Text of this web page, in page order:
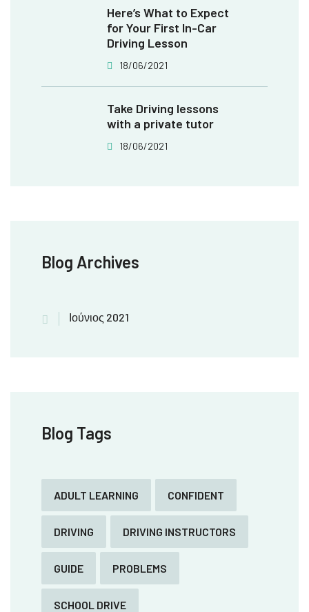
Here’s What to Expect
for Your First In-Car
Driving Lesson
18/06/2021
Take Driving lessons
with a private tutor
18/06/2021
Blog Archives
Ιούνιος 2021
Blog Tags
ADULT LEARNING CONFIDENT
DRIVING DRIVING INSTRUCTORS
GUIDE PROBLEMS
SCHOOL DRIVE